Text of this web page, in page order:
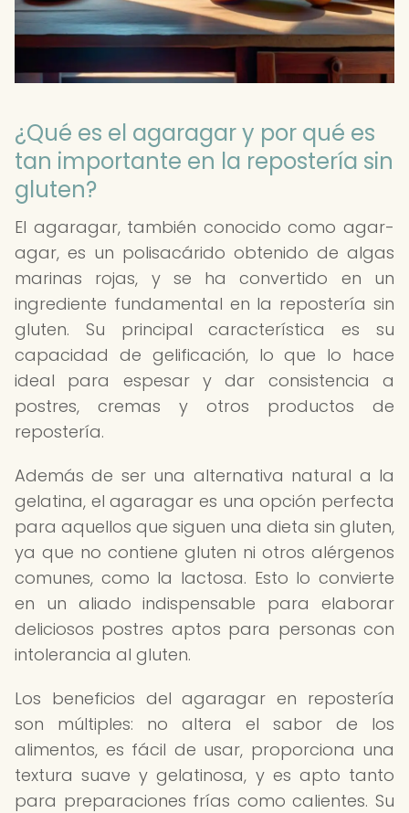
¿Qué es el agaragar y por qué es
tan importante en la repostería sin
gluten?
El agaragar, también conocido como agar-
agar, es un polisacárido obtenido de algas
marinas rojas, y se ha convertido en un
ingrediente fundamental en la repostería sin
gluten. Su principal característica es su
capacidad de gelificación, lo que lo hace
ideal para espesar y dar consistencia a
postres, cremas y otros productos de
repostería.
Además de ser una alternativa natural a la
gelatina, el agaragar es una opción perfecta
para aquellos que siguen una dieta sin gluten,
ya que no contiene gluten ni otros alérgenos
comunes, como la lactosa. Esto lo convierte
en un aliado indispensable para elaborar
deliciosos postres aptos para personas con
intolerancia al gluten.
Los beneficios del agaragar en repostería
son múltiples: no altera el sabor de los
alimentos, es fácil de usar, proporciona una
textura suave y gelatinosa, y es apto tanto
para preparaciones frías como calientes. Su